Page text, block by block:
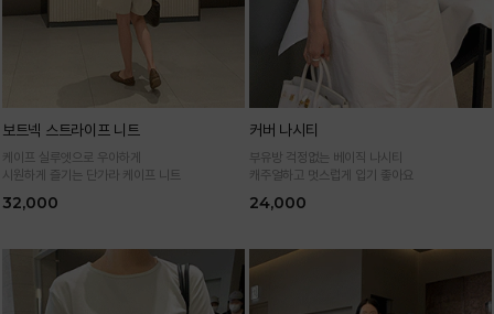
보트넥 스트라이프 니트
케이프 실루엣으로 우아하게
시원하게 즐기는 단가라 케이프 니트
32,000
커버 나시티
부유방 걱정없는 베이직 나시티
캐주얼하고 멋스럽게 입기 좋아요
24,000